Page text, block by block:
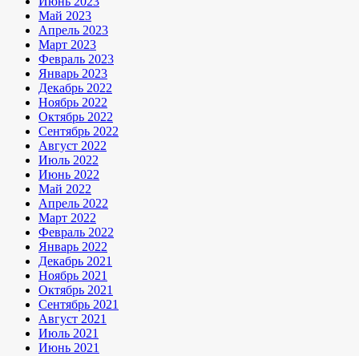
Май 2023
Апрель 2023
Март 2023
Февраль 2023
Январь 2023
Декабрь 2022
Ноябрь 2022
Октябрь 2022
Сентябрь 2022
Август 2022
Июль 2022
Июнь 2022
Май 2022
Апрель 2022
Март 2022
Февраль 2022
Январь 2022
Декабрь 2021
Ноябрь 2021
Октябрь 2021
Сентябрь 2021
Август 2021
Июль 2021
Июнь 2021